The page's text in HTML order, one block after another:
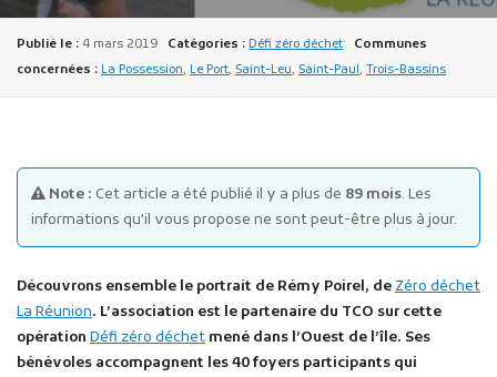
Publicité des actes
Marchés publics
Projets financés par l'Europe
Plans d'accès
Publié le : 4 mars 2019 Catégories : Défi zéro déchet
Communes
concernées : La Possession, Le Port, Saint-Leu, Saint-Paul, Trois-Bassins
Note : Cet article a été publié il y a plus de 89 mois. Les
informations qu'il vous propose ne sont peut-être plus à jour.
Découvrons ensemble le portrait de Rémy Poirel, de Zéro déchet
La Réunion. L’association est le partenaire du TCO sur cette
opération Défi zéro déchet mené dans l’Ouest de l’île. Ses
bénévoles accompagnent les 40 foyers participants qui